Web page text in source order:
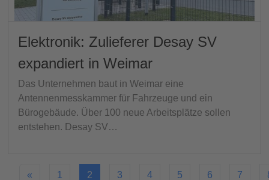
Elektronik: Zulieferer Desay SV
expandiert in Weimar
Das Unternehmen baut in Weimar eine
Antennenmesskammer für Fahrzeuge und ein
Bürogebäude. Über 100 neue Arbeitsplätze sollen
entstehen. Desay SV…
« 1 2 3 4 5 6 7